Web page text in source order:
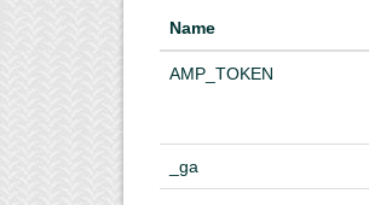
Name
AMP_TOKEN
_ga